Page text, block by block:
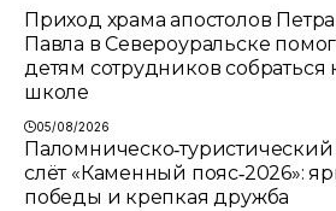
Приход храма апостолов
Павла в Североуральске помог
детям сотрудников собраться
школе
05/08/2026
Паломническо‑туристический
слёт «Каменный пояс‑2026»:
победы и крепкая дружба